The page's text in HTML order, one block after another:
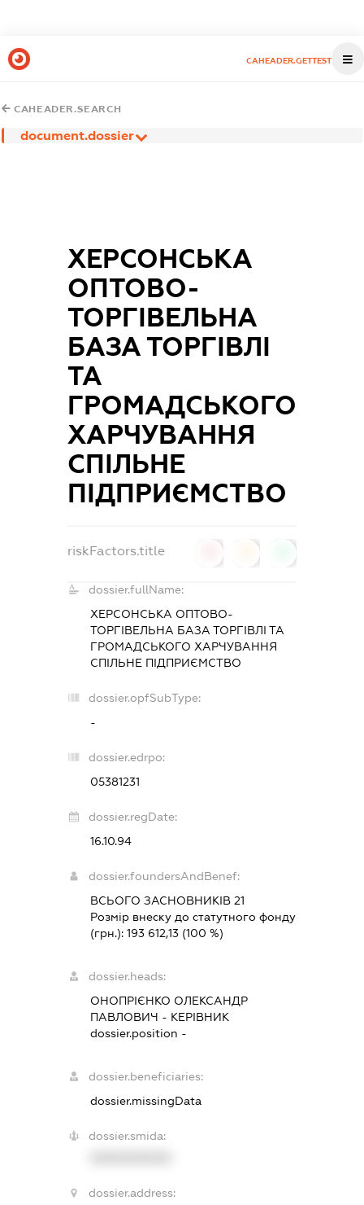
CAHEADER.GETTEST
CAHEADER.SEARCH
document.dossier
ХЕРСОНСЬКА
ОПТОВО-
ТОРГІВЕЛЬНА
БАЗА ТОРГІВЛІ
ТА
ГРОМАДСЬКОГО
ХАРЧУВАННЯ
СПІЛЬНЕ
ПІДПРИЄМСТВО
riskFactors.title
dossier.fullName:
ХЕРСОНСЬКА ОПТОВО-
ТОРГІВЕЛЬНА БАЗА ТОРГІВЛІ ТА
ГРОМАДСЬКОГО ХАРЧУВАННЯ
СПІЛЬНЕ ПІДПРИЄМСТВО
dossier.opfSubType:
-
dossier.edrpo:
05381231
dossier.regDate:
16.10.94
dossier.foundersAndBenef:
ВСЬОГО ЗАСНОВНИКІВ 21
Розмір внеску до статутного фонду
(грн.): 193 612,13(100 %)
dossier.heads:
ОНОПРІЄНКО ОЛЕКСАНДР
ПАВЛОВИЧ - КЕРІВНИК
dossier.position -
dossier.beneficiaries:
dossier.missingData
dossier.smida:
dossier.address: